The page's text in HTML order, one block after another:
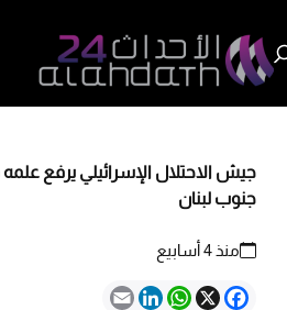
جيش الاحتلال الإسرائيلي يرفع
جنوب لبنان
منذ 4 أسابيع
Facebook
X
WhatsApp
LinkedIn
Email